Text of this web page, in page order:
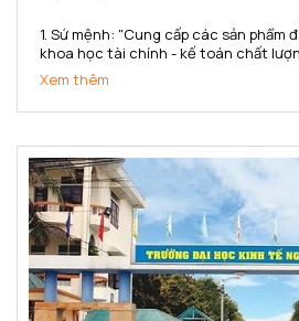
1. Sứ mệnh: "Cung cấp các sản phẩm
khoa học tài chính - kế toán chất
Tầm nhìn: Đến năm 2020 đạt chuẩn
Á. Thực hiện tốt sứ mệnh cung cấp các
Xem thêm